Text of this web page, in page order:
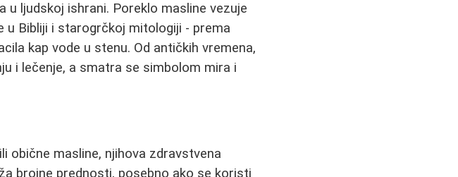
ljudskoj ishrani. Poreklo masline vezuje
u Bibliji i starogrčkoj mitologiji - prema
kap vode u stenu. Od antičkih vremena,
i lečenje, a smatra se simbolom mira i
obične masline, njihova zdravstvena
brojne prednosti, posebno ako se koristi